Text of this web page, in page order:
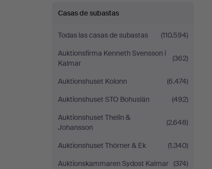
Casas de subastas
Todas las casas de subastas
(110.594)
Auktionsfirma Kenneth Svensson i
Kalmar
(362)
Auktionshuset Kolonn
(6.474)
Auktionshuset STO Bohuslän
(492)
Auktionshuset Thelin &
Johansson
(2.648)
Auktionshuset Thörner & Ek
(1.340)
Auktionskammaren Sydost Kalmar (374)